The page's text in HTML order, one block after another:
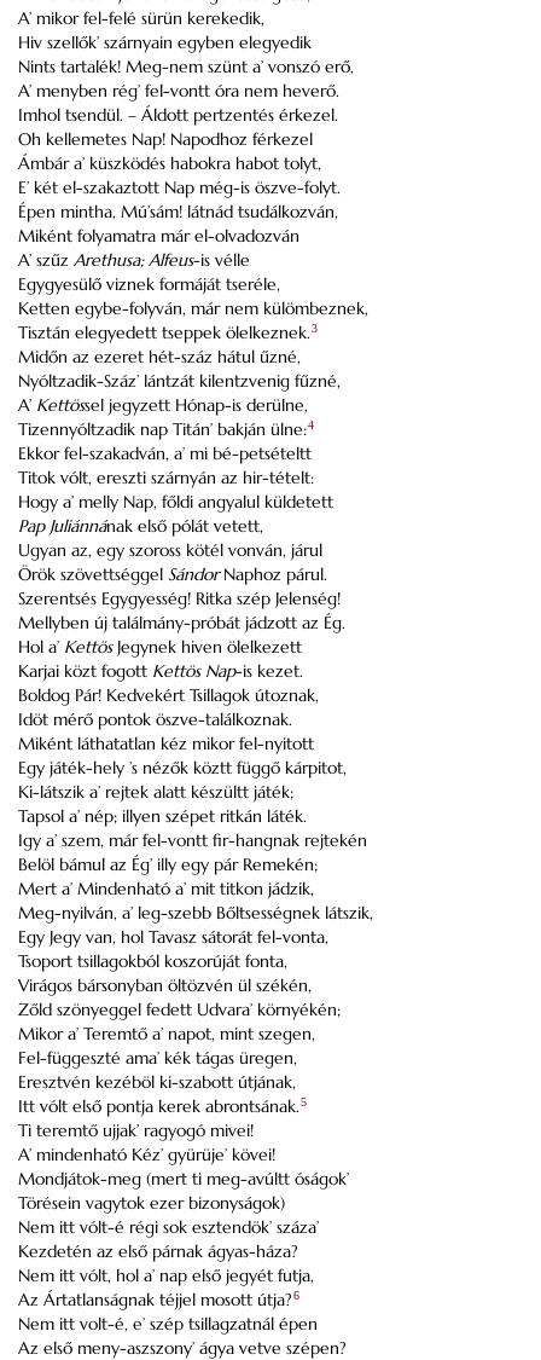
A’ mikor fel-felé sürün kerekedik,
Hiv szellők’ szárnyain egyben elegyedik
Nints tartalék! Meg-nem szünt a’ vonszó erő,
A’ menyben rég’ fel-vontt óra nem heverő.
Imhol tsendül. – Áldott pertzentés érkezel.
Oh kellemetes Nap! Napodhoz férkezel
Ámbár a’ küszködés habokra habot tolyt,
E’ két el-szakaztott Nap még-is öszve-folyt.
Épen mintha, Mú’sám! látnád tsudálkozván,
Miként folyamatra már el-olvadozván
A’ szűz Arethusa; Alfeus-is vélle
Egygyesülő viznek formáját tseréle,
Ketten egybe-folyván, már nem külömbeznek,
Tisztán elegyedett tseppek ölelkeznek.3
Midőn az ezeret hét-száz hátul űzné,
Nyóltzadik-Száz’ lántzát kilentzvenig fűzné,
A’ Kettössel jegyzett Hónap-is derülne,
Tizennyóltzadik nap Titán’ bakján ülne:4
Ekkor fel-szakadván, a’ mi bé-petsételtt
Titok vólt, ereszti szárnyán az hir-tételt:
Hogy a’ melly Nap, főldi angyalul küldetett
Pap Juliánnának első pólát vetett,
Ugyan az, egy szoross kötél vonván, járul
Örök szövettséggel SándorNaphoz párul.
Szerentsés Egygyesség! Ritka szép Jelenség!
Mellyben új találmány-próbát jádzott az Ég.
Hol a’ KettösJegynek hiven ölelkezett
Karjai közt fogott Kettös Nap-is kezet.
Boldog Pár! Kedvekért Tsillagok útoznak,
Idöt mérő pontok öszve-találkoznak.
Miként láthatatlan kéz mikor fel-nyitott
Egy játék-hely ’s nézők köztt függő kárpitot,
Ki-látszik a’ rejtek alatt készültt játék;
Tapsol a’ nép; illyen szépet ritkán láték.
Igy a’ szem, már fel-vontt fir-hangnak rejtekén
Belöl bámul az Ég’ illy egy pár Remekén;
Mert a’ Mindenható a’ mit titkon jádzik,
Meg-nyilván, a’ leg-szebb Bőltsességnek látszik,
Egy Jegy van, hol Tavasz sátorát fel-vonta,
Tsoport tsillagokból koszorúját fonta,
Virágos bársonyban öltözvén ül székén,
Zőld szönyeggel fedett Udvara’ környékén;
Mikor a’ Teremtő a’ napot, mint szegen,
Fel-függeszté ama’ kék tágas üregen,
Eresztvén kezéböl ki-szabott útjának,
Itt vólt első pontja kerek abrontsának.5
Ti teremtő ujjak’ ragyogó mivei!
A’ mindenható Kéz’ gyürüje’ kövei!
Mondjátok-meg (mert ti meg-avúltt óságok’
Törésein vagytok ezer bizonyságok)
Nem itt vólt-é régi sok esztendök’ száza’
Kezdetén az első párnak ágyas-háza?
Nem itt vólt, hol a’ nap első jegyét futja,
Az Ártatlanságnak téjjel mosott útja?6
Nem itt volt-é, e’ szép tsillagzatnál épen
Az első meny-aszszony’ ágya vetve szépen?